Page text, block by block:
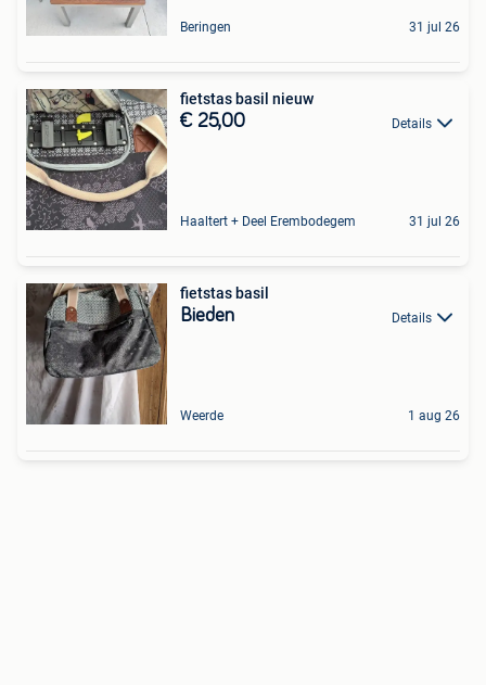
Beringen 31 jul 26
fietstas basil nieuw
€ 25,00 Details
Haaltert + Deel Erembodegem 31 jul 26
fietstas basil
Bieden Details
Weerde 1 aug 26